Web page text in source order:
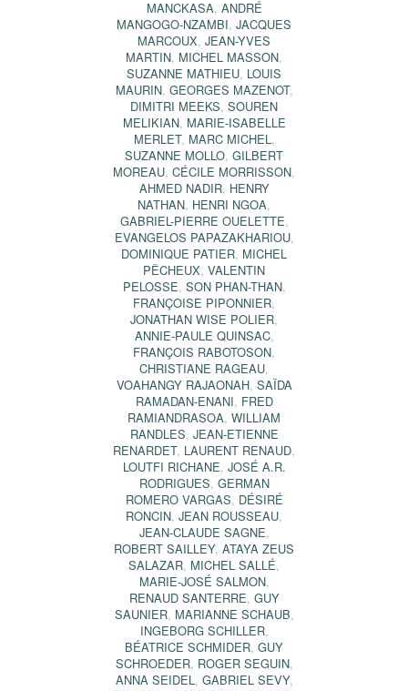
MANCKASA, ANDRÉ
MANGOGO-NZAMBI, JACQUES
MARCOUX, JEAN-YVES
MARTIN, MICHEL MASSON,
SUZANNE MATHIEU, LOUIS
MAURIN, GEORGES MAZENOT,
DIMITRI MEEKS, SOUREN
MELIKIAN, MARIE-ISABELLE
MERLET, MARC MICHEL,
SUZANNE MOLLO, GILBERT
MOREAU, CÉCILE MORRISSON,
AHMED NADIR, HENRY
NATHAN, HENRI NGOA,
GABRIEL-PIERRE OUELETTE,
EVANGELOS PAPAZAKHARIOU,
DOMINIQUE PATIER, MICHEL
PÊCHEUX, VALENTIN
PELOSSE, SON PHAN-THAN,
FRANÇOISE PIPONNIER,
JONATHAN WISE POLIER,
ANNIE-PAULE QUINSAC,
FRANÇOIS RABOTOSON,
CHRISTIANE RAGEAU,
VOAHANGY RAJAONAH, SAÏDA
RAMADAN-ENANI, FRED
RAMIANDRASOA, WILLIAM
RANDLES, JEAN-ETIENNE
RENARDET, LAURENT RENAUD,
LOUTFI RICHANE, JOSÉ A.R.
RODRIGUES, GERMAN
ROMERO VARGAS, DÉSIRÉ
RONCIN, JEAN ROUSSEAU,
JEAN-CLAUDE SAGNE,
ROBERT SAILLEY, ATAYA ZEUS
SALAZAR, MICHEL SALLÉ,
MARIE-JOSÉ SALMON,
RENAUD SANTERRE, GUY
SAUNIER, MARIANNE SCHAUB,
INGEBORG SCHILLER,
BÉATRICE SCHMIDER, GUY
SCHROEDER, ROGER SEGUIN,
ANNA SEIDEL, GABRIEL SEVY,